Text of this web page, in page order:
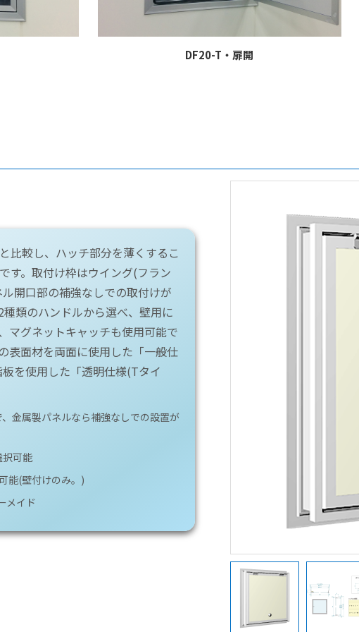
DF20-T・扉開
比較し、ハッチ部分を薄くするこ
す。取付け枠はウイング(フラン
開口部の補強なしでの取付けが
類のハンドルから選べ、壁用に
マグネットキャッチも使用可能で
表面材を両面に使用した「一般仕
を使用した「透明仕様(Tタイ
金属製パネルなら補強なしでの設置が
択可能
能(壁付けのみ。)
メイド